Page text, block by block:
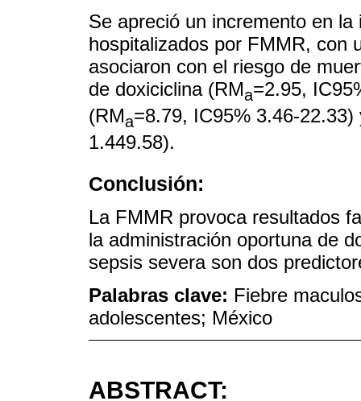
Se apreció un incremento en
hospitalizados por FMMR, con
asociaron con el riesgo de
de doxiciclina (RMa=2.95,
(RMa=8.79, IC95% 3.46-
1.449.58).
Conclusión:
La FMMR provoca resultados
la administración oportuna de
sepsis severa son dos
Palabras clave: Fiebre
adolescentes; México
ABSTRACT: